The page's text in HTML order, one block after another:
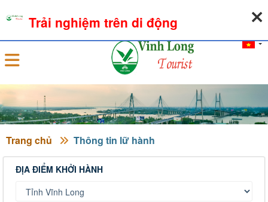
Đăng nhập
Trang chủ Thông tin lữ hành
ĐỊA ĐIỂM KHỞI HÀNH
Trải nghiệm trên di động